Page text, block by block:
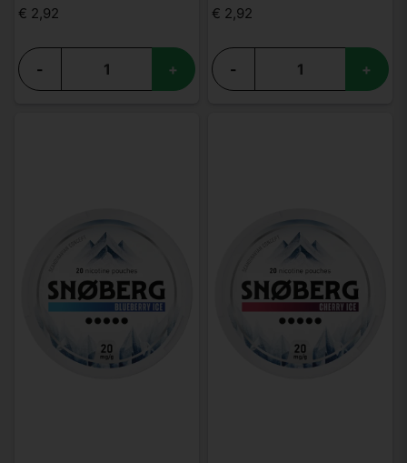
€ 2,92
- +
€ 2,92
- +